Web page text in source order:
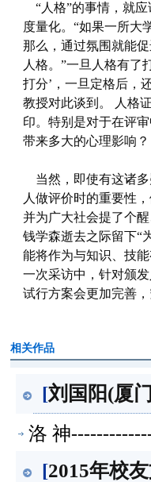
“人格”的事情，就
度量化。“如果一所大
那么，通过氛围就能
人格。”一旦人格有了
打分’，一旦定格后，
教授对此谈到。 人格
印。特别是对于在评
带来多大的心理影响？
当然，即使有这诸多
人做评价时的重要性
并为广大社会提了个
钱学森逝去之际留下“
能将作为与知识、技
一次采访中，针对颁
试行方案会更加完善
相关作品
[刘国阳(厦
洛 神
[2015年校